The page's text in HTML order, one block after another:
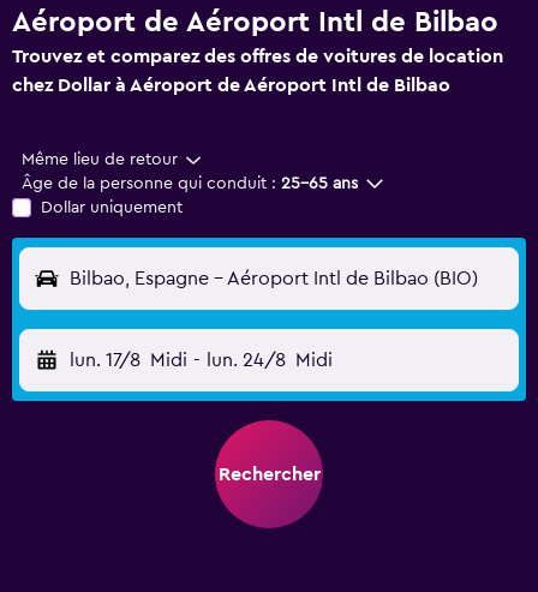
Aéroport de Aéroport Intl de Bilbao
Trouvez et comparez des offres de voitures de location
chez Dollar à Aéroport de Aéroport Intl de Bilbao
Même lieu de retour
Âge de la personne qui conduit : 25-65 ans
Dollar uniquement
Bilbao, Espagne - Aéroport Intl de Bilbao (BIO)
lun. 17/8 Midi - lun. 24/8 Midi
Rechercher